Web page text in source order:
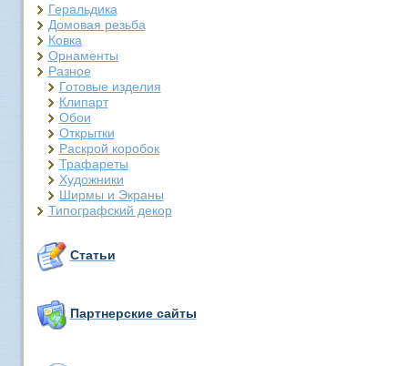
Геральдика
Домовая резьба
Ковка
Орнаменты
Разное
Готовые изделия
Клипарт
Обои
Открытки
Раскрой коробок
Трафареты
Художники
Ширмы и Экраны
Типографский декор
Статьи
Партнерские сайты